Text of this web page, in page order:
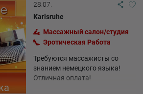
28.07.
Karlsruhe
Массажный салон/студия
Эротическая Pабота
Требуются массажисты со
знанием немецкого языка!
Отличная оплата!